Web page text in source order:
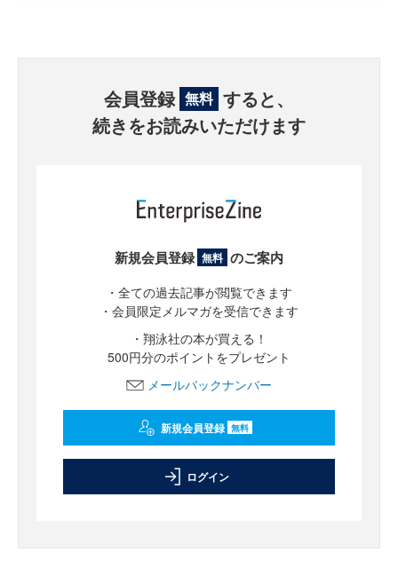
会員登録 無料 すると、
続きをお読みいただけます
新規会員登録 無料 のご案内
・全ての過去記事が閲覧できます
・会員限定メルマガを受信できます
・翔泳社の本が買える！
500円分のポイントをプレゼント
メールバックナンバー
新規会員登録 無料
ログイン